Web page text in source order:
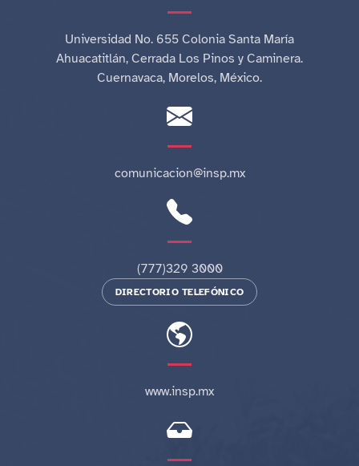
Universidad No. 655 Colonia Santa María
Ahuacatitlán, Cerrada Los Pinos y Caminera.
Cuernavaca, Morelos, México.
comunicacion@insp.mx
(777)329 3000
DIRECTORIO TELEFÓNICO
www.insp.mx